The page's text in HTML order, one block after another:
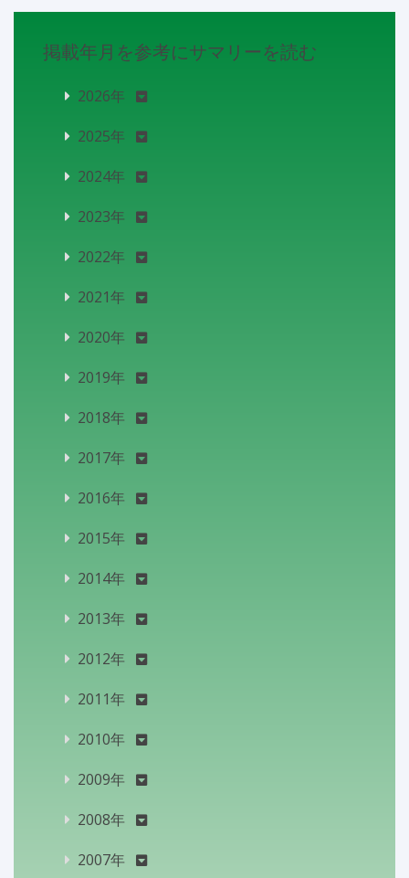
掲載年月を参考にサマリーを読む
2026年
2025年
2024年
2023年
2022年
2021年
2020年
2019年
2018年
2017年
2016年
2015年
2014年
2013年
2012年
2011年
2010年
2009年
2008年
2007年